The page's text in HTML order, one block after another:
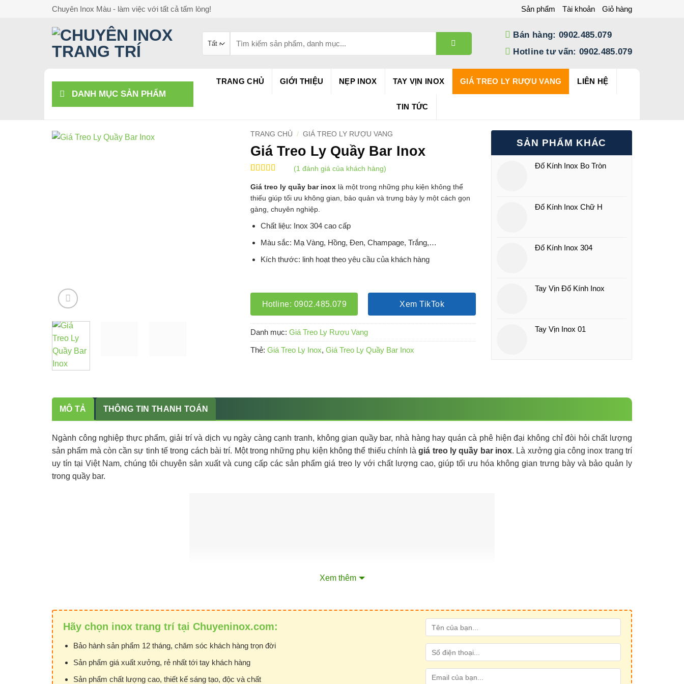
Chuyên Inox Màu - làm việc với tất cả tấm lòng! Sản phẩm Tài khoản Giỏ hàng
kiếm:
Bán hàng: 0902.485.079
Hotline tư vấn: 0902.485.079
DANH MỤC SẢN PHẨM
TRANG CHỦ GIỚI THIỆU NẸP INOX TAY VỊN INOX GIÁ TREO LY RƯỢU VANG LIÊN HỆ
TIN TỨC
TRANG CHỦ / GIÁ TREO LY RƯỢU VANG
Giá Treo Ly Quầy Bar Inox
trênđánh
giá
(1 đánh giá của khách hàng)
Giá treo ly quầy bar inox là một trong những phụ kiện không thể
thiếu giúp tối ưu không gian, bảo quản và trưng bày ly một cách gọn
gàng, chuyên nghiệp.
Chất liệu: Inox 304 cao cấp
Màu sắc: Mạ Vàng, Hồng, Đen, Champage, Trắng,…
Kích thước: linh hoạt theo yêu cầu của khách hàng
Hotline: 0902.485.079 Xem TikTok
Danh mục: Giá Treo Ly Rượu Vang
Thẻ: Giá Treo Ly Inox, Giá Treo Ly Quầy Bar Inox
SẢN PHẨM KHÁC
Đố Kính Inox Bo Tròn
Đố Kính Inox Chữ H
Đố Kính Inox 304
Tay Vịn Đố Kính Inox
Tay Vịn Inox 01
MÔ TẢ THÔNG TIN THANH TOÁN
Ngành công nghiệp thực phẩm, giải trí và dịch vụ ngày càng cạnh tranh, không gian quầy bar, nhà hàng hay quán cà phê hiện đại không chỉ đòi hỏi chất lượng
sản phẩm mà còn cần sự tinh tế trong cách bài trí. Một trong những phụ kiện không thể thiếu chính làgiá treo ly quầy bar inox. Là xưởng gia công inox trang trí
uy tín tại Việt Nam, chúng tôi chuyên sản xuất và cung cấp các sản phẩm giá treo ly với chất lượng cao, giúp tối ưu hóa không gian trưng bày và bảo quản ly
trong quầy bar.
Xem thêm
Hãy chọn inox trang trí tại Chuyeninox.com:
Bảo hành sản phẩm 12 tháng, chăm sóc khách hàng trọn đời
Sản phẩm giá xuất xưởng, rẻ nhất tới tay khách hàng
Sản phẩm chất lượng cao, thiết kế sáng tạo, độc và chất